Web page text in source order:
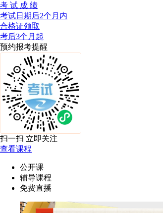
考 试 成 绩
考试日期后2个月内
合格证领取
考后3个月起
预约报考提醒
扫一扫 立即关注
查看课程
公开课
辅导课程
免费直播